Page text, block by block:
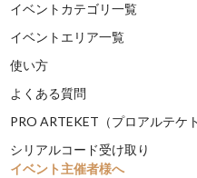
イベントカテゴリ一覧
イベントエリア一覧
使い方
よくある質問
PRO ARTEKET（プロアルテケト
シリアルコード受け取り
イベント主催者様へ